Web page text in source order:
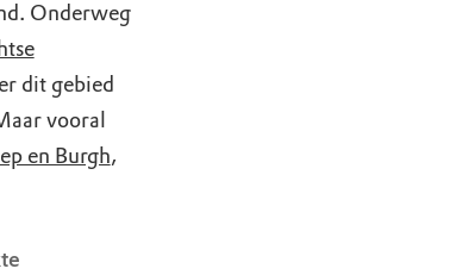
Onderweg
dit gebied
vooral
en Burgh,